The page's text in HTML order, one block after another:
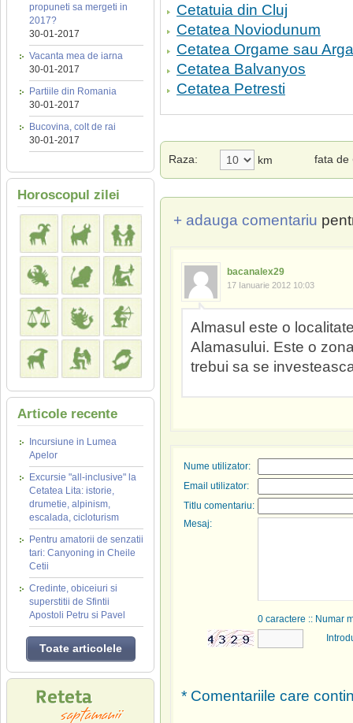
propuneti sa mergeti in
2017?
30-01-2017
Vacanta mea de iarna
30-01-2017
Partiile din Romania
30-01-2017
Bucovina, colt de rai
30-01-2017
Horoscopul zilei
Articole recente
Incursiune in Lumea
Apelor
Excursie "all-inclusive" la
Cetatea Lita: istorie,
drumetie, alpinism,
escalada, cicloturism
Pentru amatorii de senzatii
tari: Canyoning in Cheile
Cetii
Credinte, obiceiuri si
superstitii de Sfintii
Apostoli Petru si Pavel
Toate articolele
Cetatuia din Cluj
Cetatea Noviodunum
Cetatea Orgame sau
Cetatea Balvanyos
Cetatea Petresti
Raza: km fata de
+ adauga comentariu
bacanalex29
17 Ianuarie 2012 10:03
Almasul este o
Alamasului. Este o
trebui sa se
Nume utilizator:
Email utilizator:
Titlu comentariu:
Mesaj:
0 caractere :: Numar
* Comentariile care